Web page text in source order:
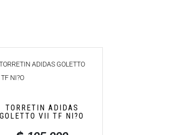
TORRETIN ADIDAS
GOLETTO VII TF NI?O